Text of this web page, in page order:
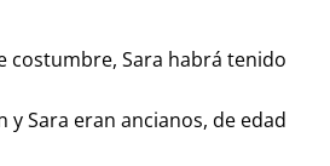
costumbre, Sara habrá tenido
Sara eran ancianos, de edad